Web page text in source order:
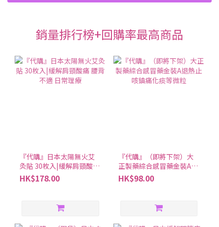
銷量排行榜+回購率最高商品
『代購』日本太陽無火艾
灸貼 30枚入|緩解肩頸酸痛
腰背不適 日常理療
HK$178.00
『代購』（即將下架）大
正製藥綜合感冒藥金裝A退
熱止咳鎮痛化痰等微粒
HK$98.00